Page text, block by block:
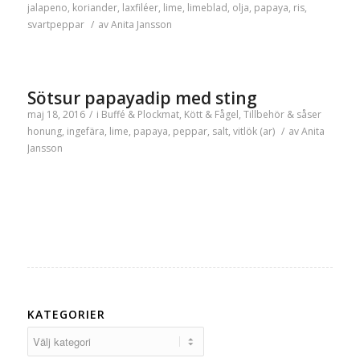
jalapeno, koriander, laxfiléer, lime, limeblad, olja, papaya, ris,
svartpeppar / avAnita Jansson
Sötsur papayadip med sting
maj 18, 2016 / i Buffé & Plockmat, Kött & Fågel, Tillbehör & såser
honung, ingefära, lime, papaya, peppar, salt, vitlök (ar) / avAnita
Jansson
KATEGORIER